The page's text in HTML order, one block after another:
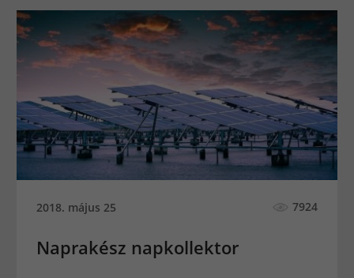
2018. május 25 7924
Naprakész napkollektor